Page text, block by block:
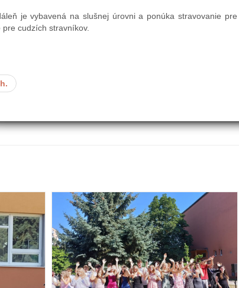
je vybavená na slušnej úrovni a ponúka stravovanie
pre cudzích stravníkov.